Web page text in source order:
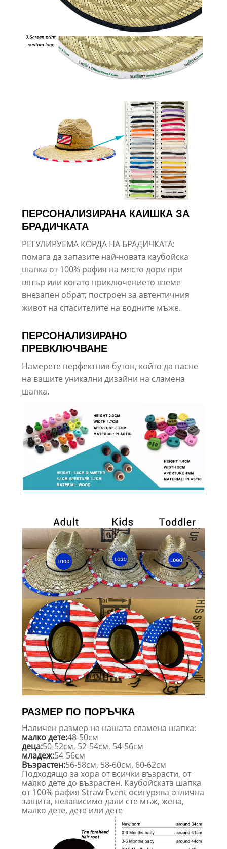
ПЕРСОНАЛИЗИРАНА КАИШКА ЗА
БРАДИЧКАТА
РЕГУЛИРУЕМА КОРДА НА БРАДИЧКАТА:
помага да запазите най-новата каубойска
шапка от 100% рафия на място дори при
вятър или когато приключението вземе
внезапен обрат; построен за автентичния
живот на спасителите на водните мъже.
ПЕРСОНАЛИЗИРАНО
ПРЕВКЛЮЧВАНЕ
Намерете перфектния бутон, който да пасне
на вашите уникални дизайни на сламена
шапка.
РАЗМЕР ПО ПОРЪЧКА
Наличен размер на нашата сламена шапка:
малко дете:48-50см
деца:50-52см, 52-54см, 54-56см
младеж:54-56см
Възрастен:56-58см, 58-60см, 60-62см
Подходящо за хора от всички възрасти, от
малко дете до възрастен. Каубойската шапка
от 100% рафия Straw Event осигурява отлична
защита, независимо дали сте мъж, жена,
малко дете, дете или дете